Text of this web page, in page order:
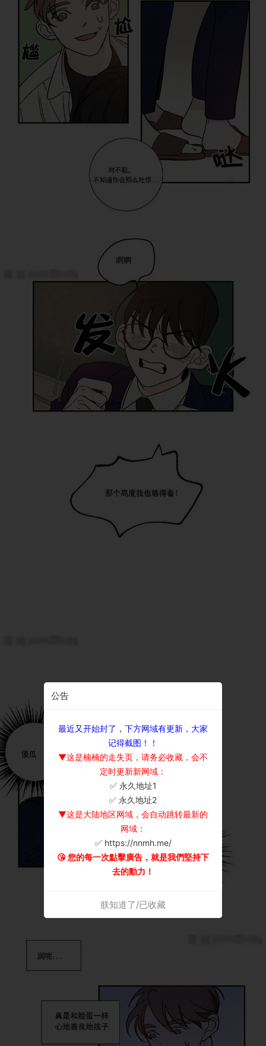
公告
最近又开始封了，下方网域有更新，大家
记得截图！！
▼这是楠楠的走失页，请务必收藏，会不
定时更新新网域：
✅ 永久地址1
✅ 永久地址2
▼这是大陆地区网域，会自动跳转最新的
网域：
✅ https://nnmh.me/
😘 您的每一次點擊廣告，就是我們堅持下
去的動力！
朕知道了/已收藏